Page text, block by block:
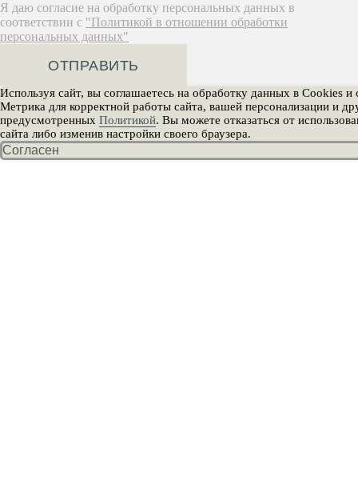
Я даю согласие на обработку персональных данных в
соответствии с "Политикой в отношении обработки
персональных данных"
ОТПРАВИТЬ
Используя сайт, вы соглашаетесь на обработку данных в Cookies и
Метрика для корректной работы сайта, вашей персонализации и
предусмотренных Политикой. Вы можете отказаться от
сайта либо изменив настройки своего браузера.
Согласен